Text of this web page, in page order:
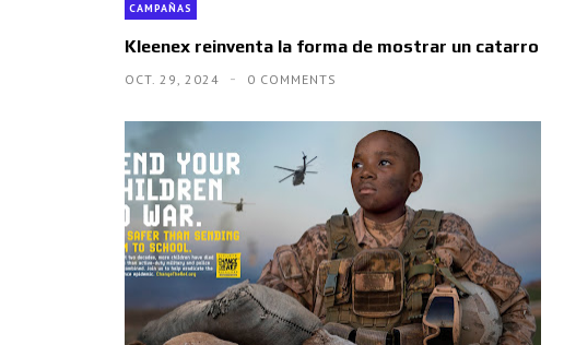
CAMPAÑAS
Kleenex reinventa la forma de mostrar un catarro
OCT. 29, 2024 0 COMMENTS